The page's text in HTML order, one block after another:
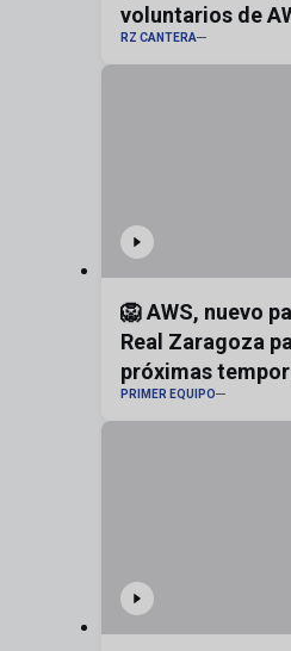
voluntarios de
bandera de
RZ CANTERA
🦁 AWS, nuevo
Real Zaragoza
próximas
#realzaragoza
PRIMER EQUIPO